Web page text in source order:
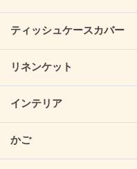
ティッシュケースカバー
リネンケット
インテリア
かご